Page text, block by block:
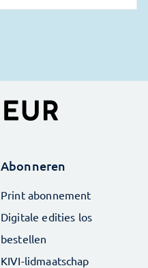
Abonneren
Print abonnement
Digitale edities los
bestellen
KIVI-lidmaatschap